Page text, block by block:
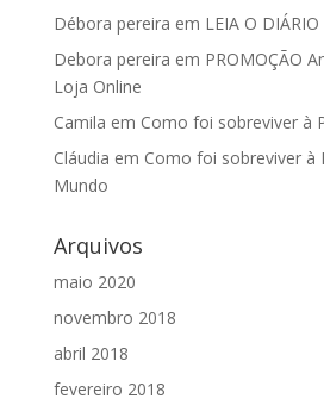
Débora pereira em LEIA O
Debora pereira em PROMOÇÃO
Loja Online
Camila em Como foi sobreviver à
Cláudia em Como foi sobreviver à
Mundo
Arquivos
maio 2020
novembro 2018
abril 2018
fevereiro 2018